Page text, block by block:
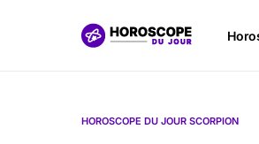
HOROSCOPE DU JOUR SCORPION